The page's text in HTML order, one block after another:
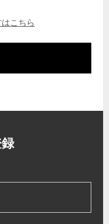
こちら